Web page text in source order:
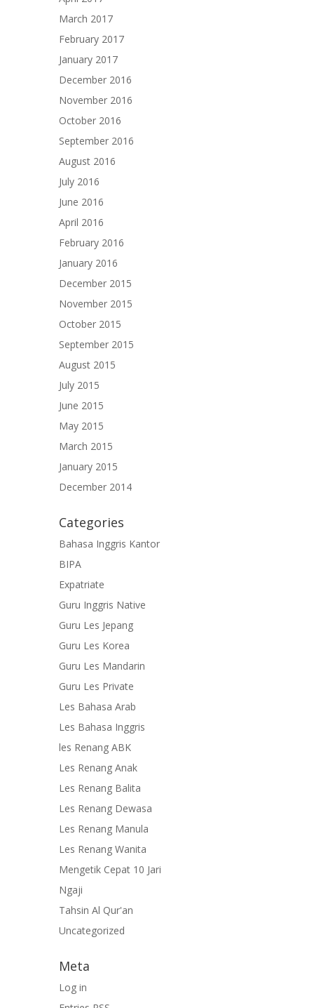
March 2017
February 2017
January 2017
December 2016
November 2016
October 2016
September 2016
August 2016
July 2016
June 2016
April 2016
February 2016
January 2016
December 2015
November 2015
October 2015
September 2015
August 2015
July 2015
June 2015
May 2015
March 2015
January 2015
December 2014
Categories
Bahasa Inggris Kantor
BIPA
Expatriate
Guru Inggris Native
Guru Les Jepang
Guru Les Korea
Guru Les Mandarin
Guru Les Private
Les Bahasa Arab
Les Bahasa Inggris
les Renang ABK
Les Renang Anak
Les Renang Balita
Les Renang Dewasa
Les Renang Manula
Les Renang Wanita
Mengetik Cepat 10 Jari
Ngaji
Tahsin Al Qur'an
Uncategorized
Meta
Log in